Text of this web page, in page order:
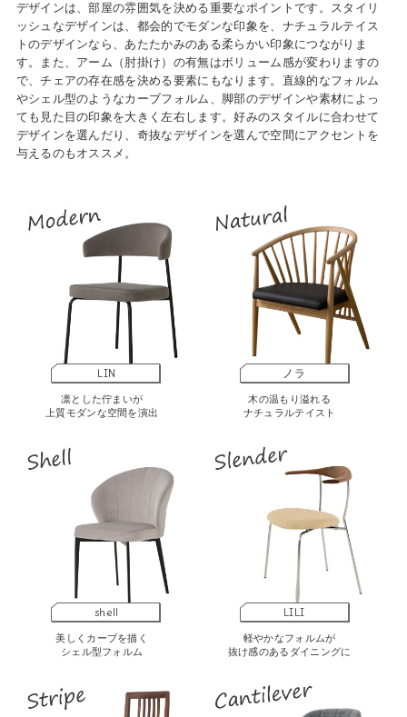
デザインは、部屋の雰囲気を決める重要なポイントです。スタイリ
ッシュなデザインは、都会的でモダンな印象を、ナチュラルテイス
トのデザインなら、あたたかみのある柔らかい印象につながりま
す。また、アーム（肘掛け）の有無はボリューム感が変わりますの
で、チェアの存在感を決める要素にもなります。直線的なフォルム
やシェル型のようなカーブフォルム、脚部のデザインや素材によっ
ても見た目の印象を大きく左右します。好みのスタイルに合わせて
デザインを選んだり、奇抜なデザインを選んで空間にアクセントを
与えるのもオススメ。
LIN
凛とした佇まいが
上質モダンな空間を演出
ノラ
木の温もり溢れる
ナチュラルテイスト
shell
美しくカーブを描く
シェル型フォルム
LILI
軽やかなフォルムが
抜け感のあるダイニングに